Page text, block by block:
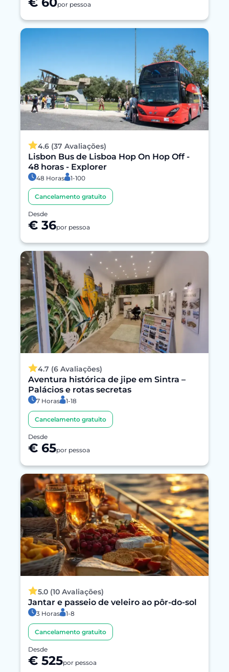
por pessoa
4.6 (37 Avaliações)
Lisbon Bus de Lisboa Hop On Hop Off -
48 horas - Explorer
48 Horas 1-100
Cancelamento gratuito
Desde
€ 36por pessoa
4.7 (6 Avaliações)
Aventura histórica de jipe em Sintra –
Palácios e rotas secretas
7 Horas 1-18
Cancelamento gratuito
Desde
€ 65por pessoa
5.0 (10 Avaliações)
Jantar e passeio de veleiro ao pôr-do-sol
3 Horas 1-8
Cancelamento gratuito
Desde
€ 525por pessoa